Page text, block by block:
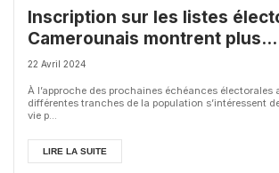
Inscription sur les listes
Camerounais montrent plus
d’engouement
22 Avril 2024
À l’approche des prochaines échéances électorales
différentes tranches de la population s’intéressent
vie p...
LIRE LA SUITE